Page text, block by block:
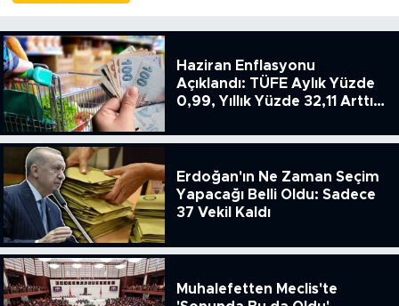
Haziran Enflasyonu
Açıklandı: TÜFE Aylık Yüzde
0,99, Yıllık Yüzde 32,11 Arttı,
51.49
Erdoğan'ın Ne Zaman Seçim
Yapacağı Belli Oldu: Sadece
37 Vekil Kaldı
Muhalefetten Meclis'te